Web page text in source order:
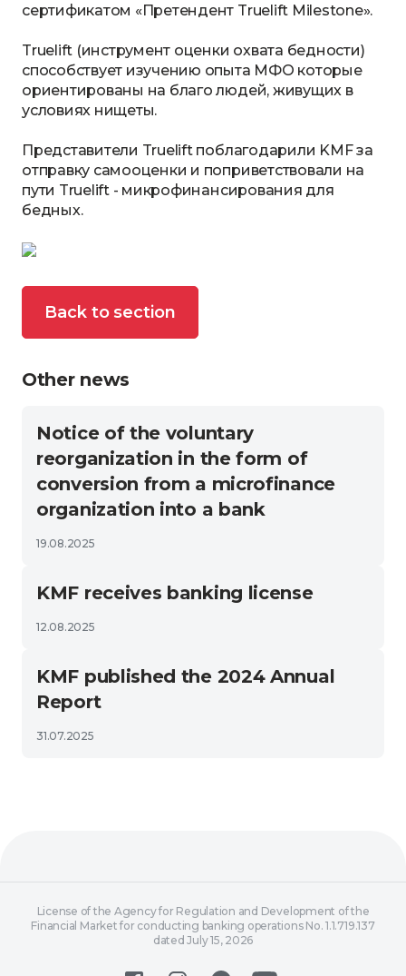
сертификатом «Претендент Truelift Milestone».
Truelift (инструмент оценки охвата бедности)
способствует изучению опыта МФО которые
ориентированы на благо людей, живущих в
условиях нищеты.
Представители Truelift поблагодарили KMF за
отправку самооценки и поприветствовали на
пути Truelift - микрофинансирования для
бедных.
Back to section
Other news
Notice of the voluntary
reorganization in the form of
conversion from a microfinance
organization into a bank
19.08.2025
KMF receives banking license
12.08.2025
KMF published the 2024 Annual
Report
31.07.2025
License of the Agency for Regulation and Development of the
Financial Market for conducting banking operations No. 1.1.719.137
dated July 15, 2026